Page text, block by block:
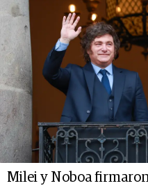
Milei y Noboa